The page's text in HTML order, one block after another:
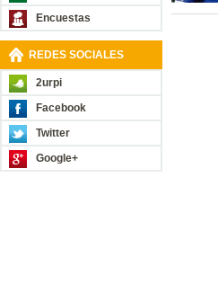
Encuestas
REDES SOCIALES
2urpi
Facebook
Twitter
Google+